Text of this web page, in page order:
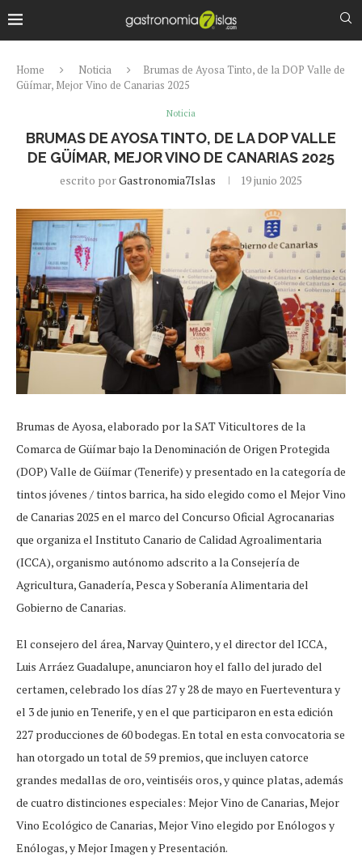
Home Noticia
Brumas de Ayosa Tinto, de la DOP Valle de
Güímar, Mejor Vino de Canarias 2025
Noticia
BRUMAS DE AYOSA TINTO, DE LA DOP VALLE
DE GÜÍMAR, MEJOR VINO DE CANARIAS 2025
escrito porGastronomia7Islas 19 junio 2025
Brumas de Ayosa, elaborado por la SAT Viticultores de la
Comarca de Güímar bajo la Denominación de Origen Protegida
(DOP) Valle de Güímar (Tenerife) y presentado en la categoría de
tintos jóvenes / tintos barrica, ha sido elegido como el Mejor Vino
de Canarias 2025 en el marco del Concurso Oficial Agrocanarias
que organiza el Instituto Canario de Calidad Agroalimentaria
(ICCA), organismo autónomo adscrito a la Consejería de
Agricultura, Ganadería, Pesca y Soberanía Alimentaria del
Gobierno de Canarias.
El consejero del área, Narvay Quintero, y el director del ICCA,
Luis Arráez Guadalupe, anunciaron hoy el fallo del jurado del
certamen, celebrado los días 27 y 28 de mayo en Fuerteventura y
el 3 de junio en Tenerife, y en el que participaron en esta edición
227 producciones de 60 bodegas. En total en esta convocatoria se
han otorgado un total de 59 premios, que incluyen catorce
grandes medallas de oro, veintiséis oros, y quince platas, además
de cuatro distinciones especiales: Mejor Vino de Canarias, Mejor
Vino Ecológico de Canarias, Mejor Vino elegido por Enólogos y
Enólogas, y Mejor Imagen y Presentación.